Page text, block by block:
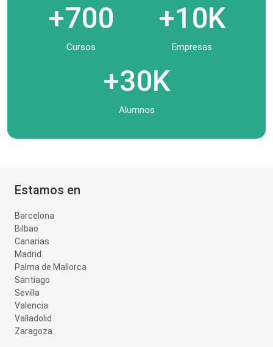
+700
Cursos
+10K
Empresas
+30K
Alumnos
Estamos en
Barcelona
Bilbao
Canarias
Madrid
Palma de Mallorca
Santiago
Sevilla
Valencia
Valladolid
Zaragoza